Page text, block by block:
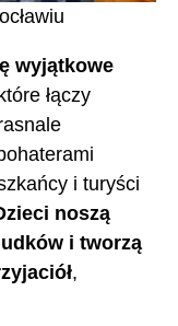
wyjątkowe
łączy
i turyści
noszą
i tworzą
,